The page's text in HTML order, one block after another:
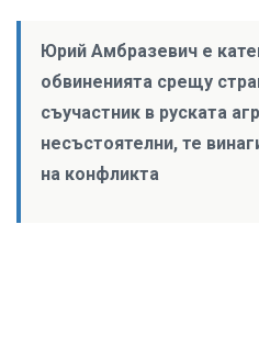
Юрий Амбразевич е
обвиненията срещу
съучастник в руската
несъстоятелни, те
на конфликта